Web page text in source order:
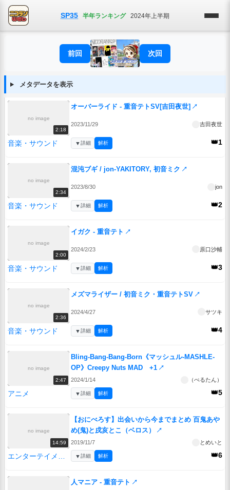
SP35 半年ランキング 2024年上半期
前回 次回
メタデータを表示
no image
2:18
オーバーライド - 重音テトSV[吉田夜世] ↗
2023/11/29 吉田夜世
音楽・サウンド 👑1
▼詳細 解析
no image
2:34
混沌ブギ / jon-YAKITORY, 初音ミク ↗
2023/8/30 jon
音楽・サウンド 👑2
▼詳細 解析
no image
2:00
イガク - 重音テト ↗
2024/2/23 原口沙輔
音楽・サウンド 👑3
▼詳細 解析
no image
2:36
メズマライザー / 初音ミク・重音テトSV ↗
2024/4/27 サツキ
音楽・サウンド 👑4
▼詳細 解析
no image
2:47
Bling-Bang-Bang-Born《マッシュル-MASHLE-
OP》Creepy Nuts MAD +1 ↗
2024/1/14 （ぺるたん）
アニメ 👑5
▼詳細 解析
no image
14:59
【おにべろす】出会いから今までまとめ 百鬼あや
め(鬼)と戌亥とこ（ベロス）
↗
2019/11/7 とめいと
👑6
▼詳細 解析
人マニア - 重音テト ↗